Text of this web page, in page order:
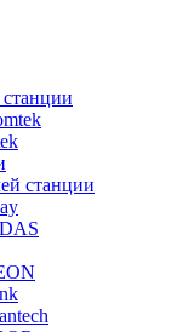
станции